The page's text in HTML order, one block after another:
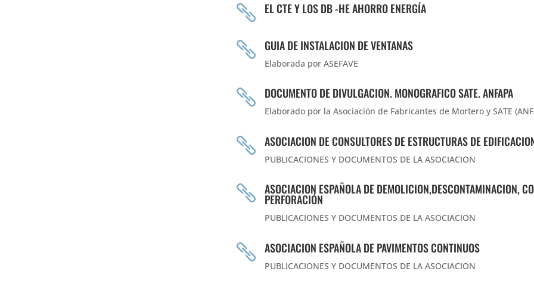
 EL CTE Y LOS DB -HE AHORRO ENERGÍA
 GUIA DE INSTALACION DE VENTANAS
Elaborada por ASEFAVE
 DOCUMENTO DE DIVULGACION. MONOGRAFICO SATE. ANFAPA
Elaborado por la Asociación de Fabricantes de Mortero y SATE
 ASOCIACION DE CONSULTORES DE ESTRUCTURAS DE
PUBLICACIONES Y DOCUMENTOS DE LA ASOCIACION
 ASOCIACION ESPAÑOLA DE DEMOLICION,DESCONTAMINACION,
PERFORACIÓN
PUBLICACIONES Y DOCUMENTOS DE LA ASOCIACION
 ASOCIACION ESPAÑOLA DE PAVIMENTOS CONTINUOS
PUBLICACIONES Y DOCUMENTOS DE LA ASOCIACION